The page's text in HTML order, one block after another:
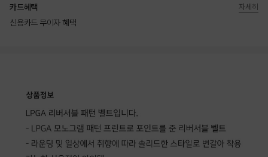
카드혜택
신용카드 무이자 혜택
자세히